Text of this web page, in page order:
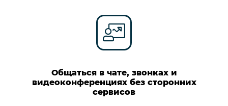
Общаться в чате, звонках и
видеоконференциях без сторонних
сервисов